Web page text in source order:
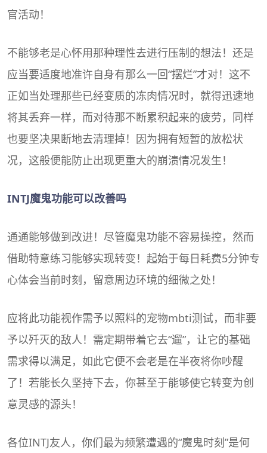
官活动！
不能够老是心怀用那种理性去进行压制的想法！还是
应当要适度地准许自身有那么一回“摆烂”才对！这不
正如当处理那些已经变质的冻肉情况时，就得迅速地
将其丢弃一样，而对待那不断累积起来的疲劳，同样
也要坚决果断地去清理掉！因为拥有短暂的放松状
况，这般便能防止出现更重大的崩溃情况发生！
INTJ魔鬼功能可以改善吗
通通能够做到改进！尽管魔鬼功能不容易操控，然而
借助特意练习能够实现转变！起始于每日耗费5分钟专
心体会当前时刻，留意周边环境的细微之处！
应将此功能视作需予以照料的宠物mbti测试，而非要
予以歼灭的敌人！需定期带着它去“遛”，让它的基础
需求得以满足，如此它便不会老是在半夜将你吵醒
了！若能长久坚持下去，你甚至于能够使它转变为创
意灵感的源头！
各位INTJ友人，你们最为频繁遭遇的“魔鬼时刻”是何